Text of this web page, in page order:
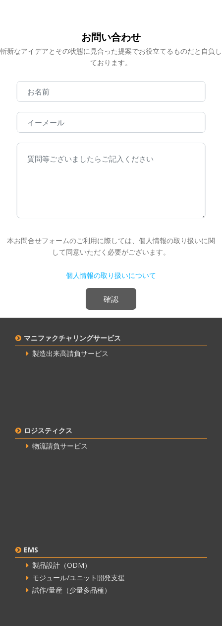
お問い合わせ
斬新なアイデアとその状態に見合った提案でお役立てるものだと自負し
ております。
本お問合せフォームのご利用に際しては、個人情報の取り扱いに関
して同意いただく必要がございます。
個人情報の取り扱いについて
マニファクチャリングサービス
製造出来高請負サービス
ロジスティクス
物流請負サービス
EMS
製品設計（ODM）
モジュール/ユニット開発支援
試作/量産（少量多品種）